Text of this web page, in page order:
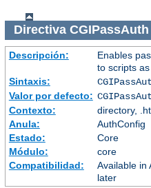
Directiva CGIPassAuth
Descripción:
Enables
to scripts
Sintaxis:
Valor por defecto:
Contexto:
directory,
Anula:
AuthConfig
Estado:
Core
Módulo:
core
Compatibilidad:
Available in
later